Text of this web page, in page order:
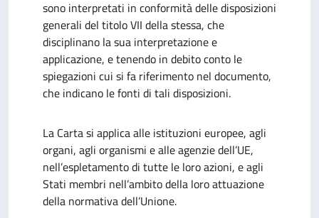
sono interpretati in conformità delle disposizioni
generali del titolo VII della stessa, che
disciplinano la sua interpretazione e
applicazione, e tenendo in debito conto le
spiegazioni cui si fa riferimento nel documento,
che indicano le fonti di tali disposizioni.
La Carta si applica alle istituzioni europee, agli
organi, agli organismi e alle agenzie dell’UE,
nell’espletamento di tutte le loro azioni, e agli
Stati membri nell’ambito della loro attuazione
della normativa dell’Unione.